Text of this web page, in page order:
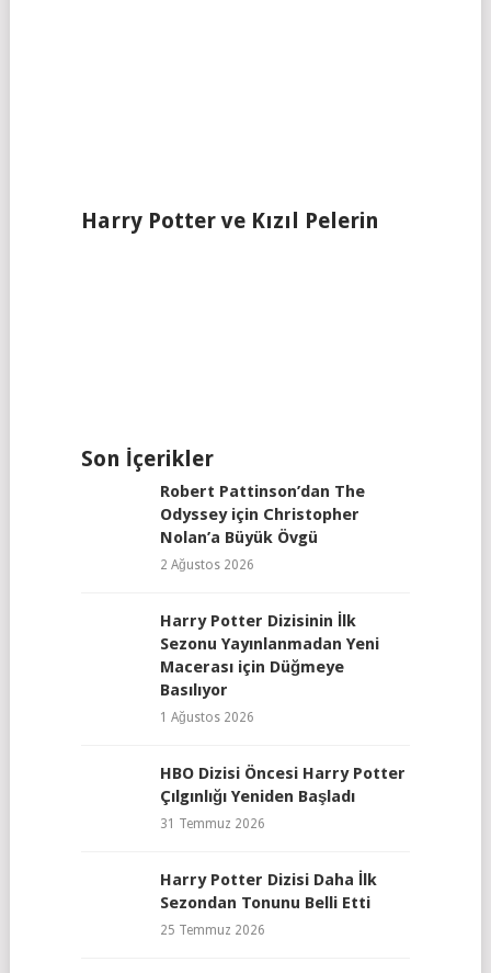
Harry Potter ve Kızıl Pelerin
Son İçerikler
Robert Pattinson’dan The
Odyssey için Christopher
Nolan’a Büyük Övgü
2 Ağustos 2026
Harry Potter Dizisinin İlk
Sezonu Yayınlanmadan Yeni
Macerası için Düğmeye
Basılıyor
1 Ağustos 2026
HBO Dizisi Öncesi Harry Potter
Çılgınlığı Yeniden Başladı
31 Temmuz 2026
Harry Potter Dizisi Daha İlk
Sezondan Tonunu Belli Etti
25 Temmuz 2026